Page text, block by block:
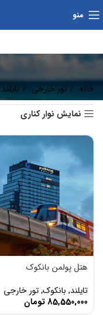
منو
خانه تور خارجی تایلند
نمایش نوار کناری
هتل پولمن بانکوک
تایلند, بانکوک,تور خارجی
85,550,000 تومان